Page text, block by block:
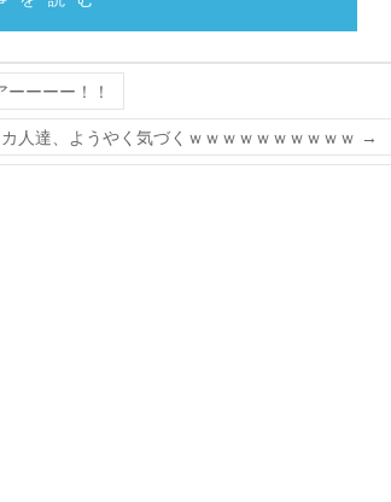
ーーー！！
カ人達、ようやく気づくｗｗｗｗｗｗｗｗｗｗ →